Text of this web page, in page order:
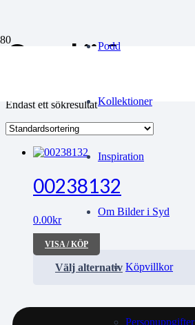
Podd
Kollektioner
Inspiration
Om Bilder i Syd
Köpvillkor
Personuppgifter
Svalöfs
Endast ett sökresultat
00238132
0.00kr
VISA / KÖP
Välj alternativ